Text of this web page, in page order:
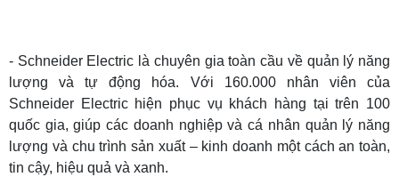
- Schneider Electric là chuyên gia toàn cầu về quản lý năng
lượng và tự động hóa. Với 160.000 nhân viên của
Schneider Electric hiện phục vụ khách hàng tại trên 100
quốc gia, giúp các doanh nghiệp và cá nhân quản lý năng
lượng và chu trình sản xuất – kinh doanh một cách an toàn,
tin cậy, hiệu quả và xanh.